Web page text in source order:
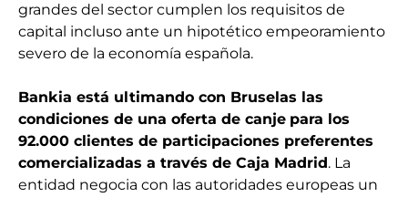
grandes del sector cumplen los requisitos de
capital incluso ante un hipotético empeoramiento
severo de la economía española.
Bankia está ultimando con Bruselas las
condiciones de una oferta de canje para los
92.000 clientes de participaciones preferentes
comercializadas a través de Caja Madrid. La
entidad negocia con las autoridades europeas un